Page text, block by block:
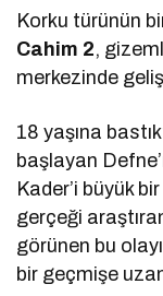
Korku türünün
Cahim 2,
merkezinde
18 yaşına
başlayan
Kader’i büyük
gerçeği
görünen bu
bir geçmişe